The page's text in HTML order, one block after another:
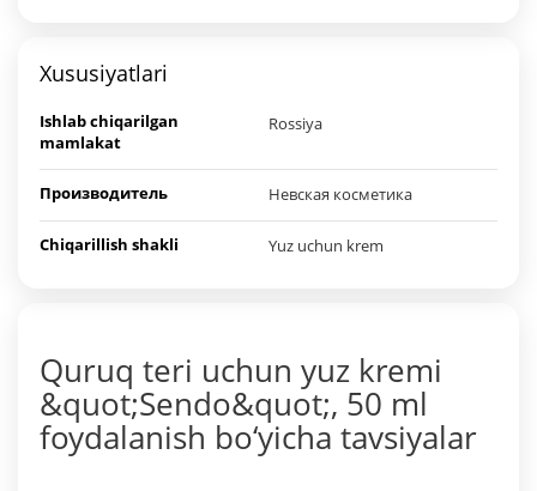
Xususiyatlari
Ishlab chiqarilgan
mamlakat
Rossiya
Производитель Невская косметика
Chiqarillish shakli Yuz uchun krem
Quruq teri uchun yuz kremi
&quot;Sendo&quot;, 50 ml
foydalanish bo‘yicha tavsiyalar